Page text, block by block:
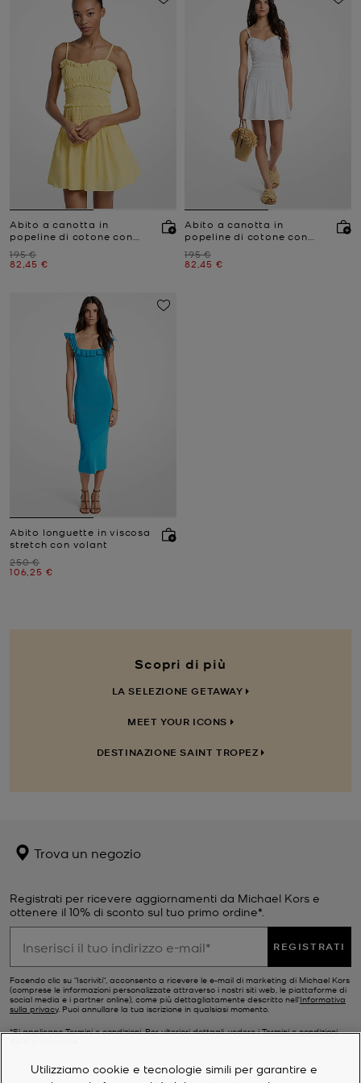
Abito a canotta in
popeline di cotone con
Prezzo iniziale
195 €
Prezzo attuale
82,45 €
Abito a canotta in
popeline di cotone con
Prezzo iniziale
195 €
Prezzo attuale
82,45 €
Abito longuette in viscosa
stretch con volant
Prezzo iniziale
250 €
Prezzo attuale
106,25 €
Scopri di più
LA SELEZIONE GETAWAY
MEET YOUR ICONS
DESTINAZIONE SAINT TROPEZ
Trova un negozio
Registrati per ricevere aggiornamenti da Michael Kors e
ottenere il 10% di sconto sul tuo primo ordine*.
REGISTRATI
Facendo clic su "Iscriviti", acconsento a ricevere le e-mail di marketing di Michael Kors
(comprese le informazioni personalizzate attraverso i nostri siti web, le piattaforme di
social media e i partner online), come più dettagliatamente descritto nell’Informativa
sulla privacy. Puoi annullare la tua iscrizione in qualsiasi momento.
*Si applicano Termini e condizioni. Per ulteriori dettagli, vedere iTermini e condizioni
Utilizziamo cookie e tecnologie simili per garantire e